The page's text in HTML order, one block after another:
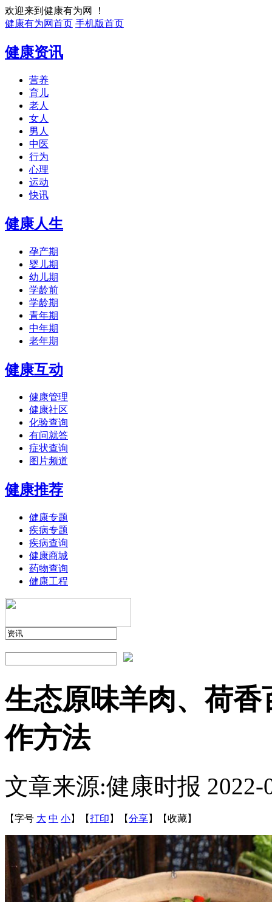
欢迎来到健康有为网 ！
健康有为网首页 手机版首页
健康资讯
营养
育儿
老人
女人
男人
中医
行为
心理
运动
快讯
健康人生
孕产期
婴儿期
幼儿期
学龄前
学龄期
青年期
中年期
老年期
健康互动
健康管理
健康社区
化验查询
有问就答
症状查询
图片频道
健康推荐
健康专题
疾病专题
疾病查询
健康商城
药物查询
健康工程
生态原味羊肉、荷
作方法
文章来源:健康时报 2022-
【字号 大 中 小】 【打印 】 【分享】 【收藏】